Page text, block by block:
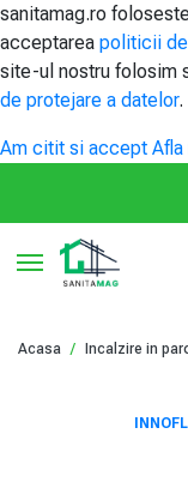
sanitamag.ro
acceptarea politicii
site-ul nostru folosim
de protejare a datelor.
Am citit si accept Afla
Toggle navigation
Acasa Incalzire in